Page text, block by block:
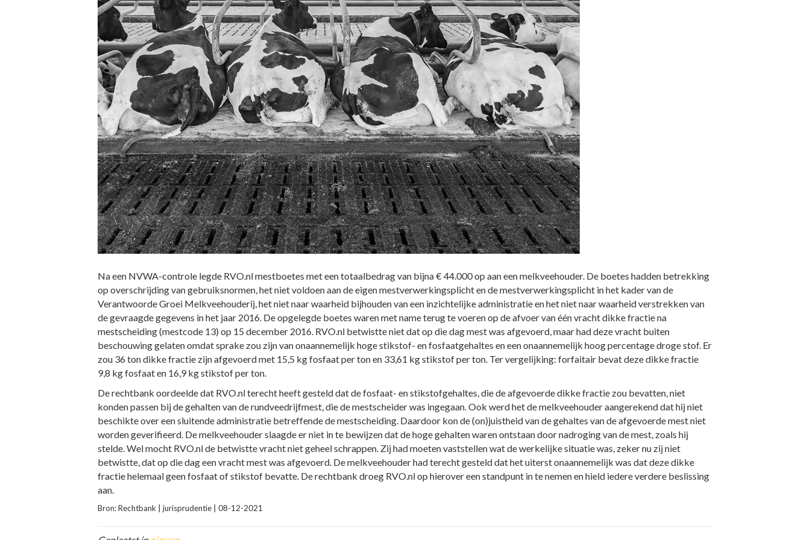
Na een NVWA-controle legde RVO.nl mestboetes met een totaalbedrag van bijna € 44.000 op aan een melkveehouder. De boetes hadden betrekking
op overschrijding van gebruiksnormen, het niet voldoen aan de eigen mestverwerkingsplicht en de mestverwerkingsplicht in het kader van de
Verantwoorde Groei Melkveehouderij, het niet naar waarheid bijhouden van een inzichtelijke administratie en het niet naar waarheid verstrekken van
de gevraagde gegevens in het jaar 2016. De opgelegde boetes waren met name terug te voeren op de afvoer van één vracht dikke fractie na
mestscheiding (mestcode 13) op 15 december 2016. RVO.nl betwistte niet dat op die dag mest was afgevoerd, maar had deze vracht buiten
beschouwing gelaten omdat sprake zou zijn van onaannemelijk hoge stikstof- en fosfaatgehaltes en een onaannemelijk hoog percentage droge stof. Er
zou 36 ton dikke fractie zijn afgevoerd met 15,5 kg fosfaat per ton en 33,61 kg stikstof per ton. Ter vergelijking: forfaitair bevat deze dikke fractie
9,8 kg fosfaat en 16,9 kg stikstof per ton.
De rechtbank oordeelde dat RVO.nl terecht heeft gesteld dat de fosfaat- en stikstofgehaltes, die de afgevoerde dikke fractie zou bevatten, niet
konden passen bij de gehalten van de rundveedrijfmest, die de mestscheider was ingegaan. Ook werd het de melkveehouder aangerekend dat hij niet
beschikte over een sluitende administratie betreffende de mestscheiding. Daardoor kon de (on)juistheid van de gehaltes van de afgevoerde mest niet
worden geverifieerd. De melkveehouder slaagde er niet in te bewijzen dat de hoge gehalten waren ontstaan door nadroging van de mest, zoals hij
stelde. Wel mocht RVO.nl de betwistte vracht niet geheel schrappen. Zij had moeten vaststellen wat de werkelijke situatie was, zeker nu zij niet
betwistte, dat op die dag een vracht mest was afgevoerd. De melkveehouder had terecht gesteld dat het uiterst onaannemelijk was dat deze dikke
fractie helemaal geen fosfaat of stikstof bevatte. De rechtbank droeg RVO.nl op hierover een standpunt in te nemen en hield iedere verdere beslissing
aan.
Bron: Rechtbank | jurisprudentie | 08-12-2021